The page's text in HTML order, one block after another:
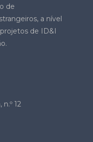
de
a nível
de ID&I
12